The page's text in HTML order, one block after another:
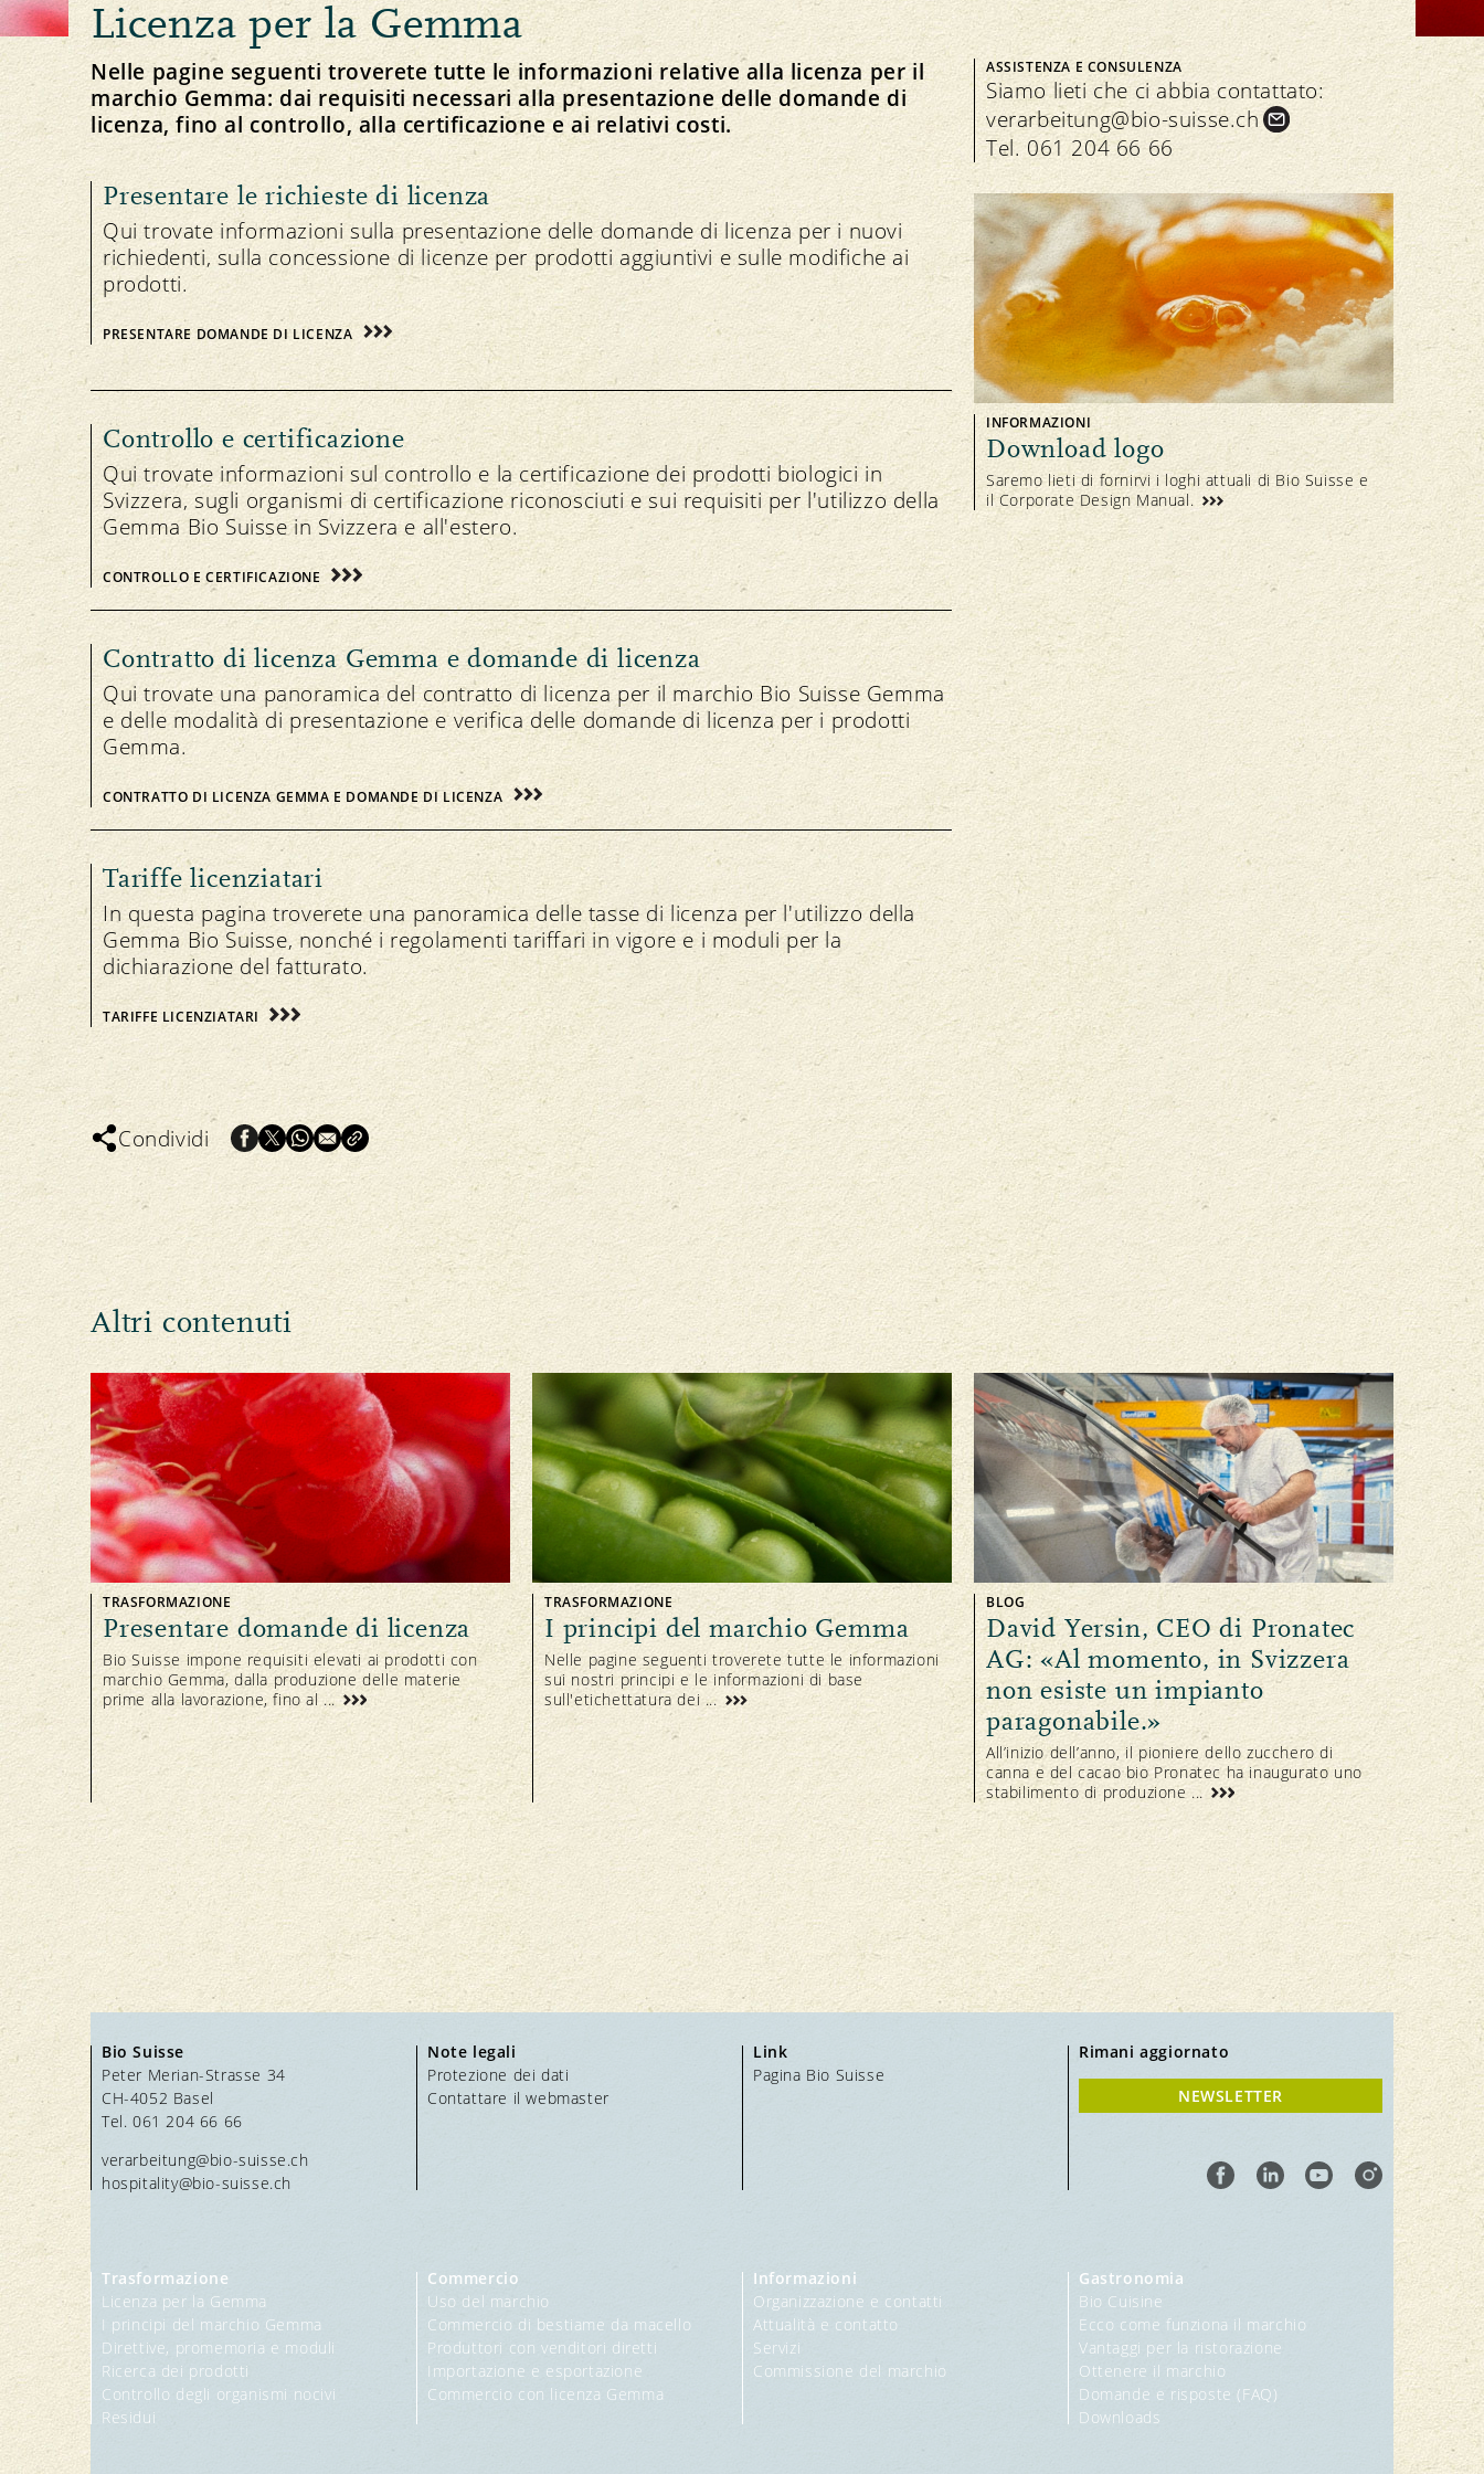
Ricerca dei prodotti Controllo degli organismi nocivi Residui
Importazione e esportazione Commercio con licenza Gemma
Commissione del marchio
Date e procedura
NEWSLETTER
Licenza per la Gemma
Nelle pagine seguenti troverete tutte le informazioni relative alla licenza per il
marchio Gemma: dai requisiti necessari alla presentazione delle domande di
licenza, fino al controllo, alla certificazione e ai relativi costi.
Presentare le richieste di licenza
Qui trovate informazioni sulla presentazione delle domande di licenza per i nuovi
richiedenti, sulla concessione di licenze per prodotti aggiuntivi e sulle modifiche ai
prodotti.
PRESENTARE DOMANDE DI LICENZA
Controllo e certificazione
Qui trovate informazioni sul controllo e la certificazione dei prodotti biologici in
Svizzera, sugli organismi di certificazione riconosciuti e sui requisiti per l'utilizzo della
Gemma Bio Suisse in Svizzera e all'estero.
CONTROLLO E CERTIFICAZIONE
Contratto di licenza Gemma e domande di licenza
Qui trovate una panoramica del contratto di licenza per il marchio Bio Suisse Gemma
e delle modalità di presentazione e verifica delle domande di licenza per i prodotti
Gemma.
CONTRATTO DI LICENZA GEMMA E DOMANDE DI LICENZA
Tariffe licenziatari
In questa pagina troverete una panoramica delle tasse di licenza per l'utilizzo della
Gemma Bio Suisse, nonché i regolamenti tariffari in vigore e i moduli per la
dichiarazione del fatturato.
TARIFFE LICENZIATARI
Condividi
ASSISTENZA E CONSULENZA
Siamo lieti che ci abbia contattato:
verarbeitung@bio-suisse.ch
Tel. 061 204 66 66
INFORMAZIONI
Download logo
Saremo lieti di fornirvi i loghi attuali di Bio Suisse e
il Corporate Design Manual.
Altri contenuti
TRASFORMAZIONE
Presentare domande di licenza
Bio Suisse impone requisiti elevati ai prodotti con
marchio Gemma, dalla produzione delle materie
prime alla lavorazione, fino al ...
TRASFORMAZIONE
I principi del marchio Gemma
Nelle pagine seguenti troverete tutte le informazioni
sui nostri principi e le informazioni di base
sull'etichettatura dei ...
BLOG
David Yersin, CEO di Pronatec
AG: «Al momento, in Svizzera
non esiste un impianto
paragonabile.»
All’inizio dell’anno, il pioniere dello zucchero di
canna e del cacao bio Pronatec ha inaugurato uno
stabilimento di produzione ...
Bio Suisse
Peter Merian-Strasse 34
CH-4052 Basel
Tel. 061 204 66 66
verarbeitung@bio-suisse.ch
hospitality@bio-suisse.ch
Note legali
Protezione dei dati
Contattare il webmaster
Link
Pagina Bio Suisse
Rimani aggiornato
NEWSLETTER
Trasformazione
Licenza per la Gemma
I principi del marchio Gemma
Direttive, promemoria e moduli
Ricerca dei prodotti
Controllo degli organismi nocivi
Residui
Commercio
Uso del marchio
Commercio di bestiame da macello
Produttori con venditori diretti
Importazione e esportazione
Commercio con licenza Gemma
Informazioni
Organizzazione e contatti
Attualità e contatto
Servizi
Commissione del marchio
Gastronomia
Bio Cuisine
Ecco come funziona il marchio
Vantaggi per la ristorazione
Ottenere il marchio
Domande e risposte (FAQ)
Downloads